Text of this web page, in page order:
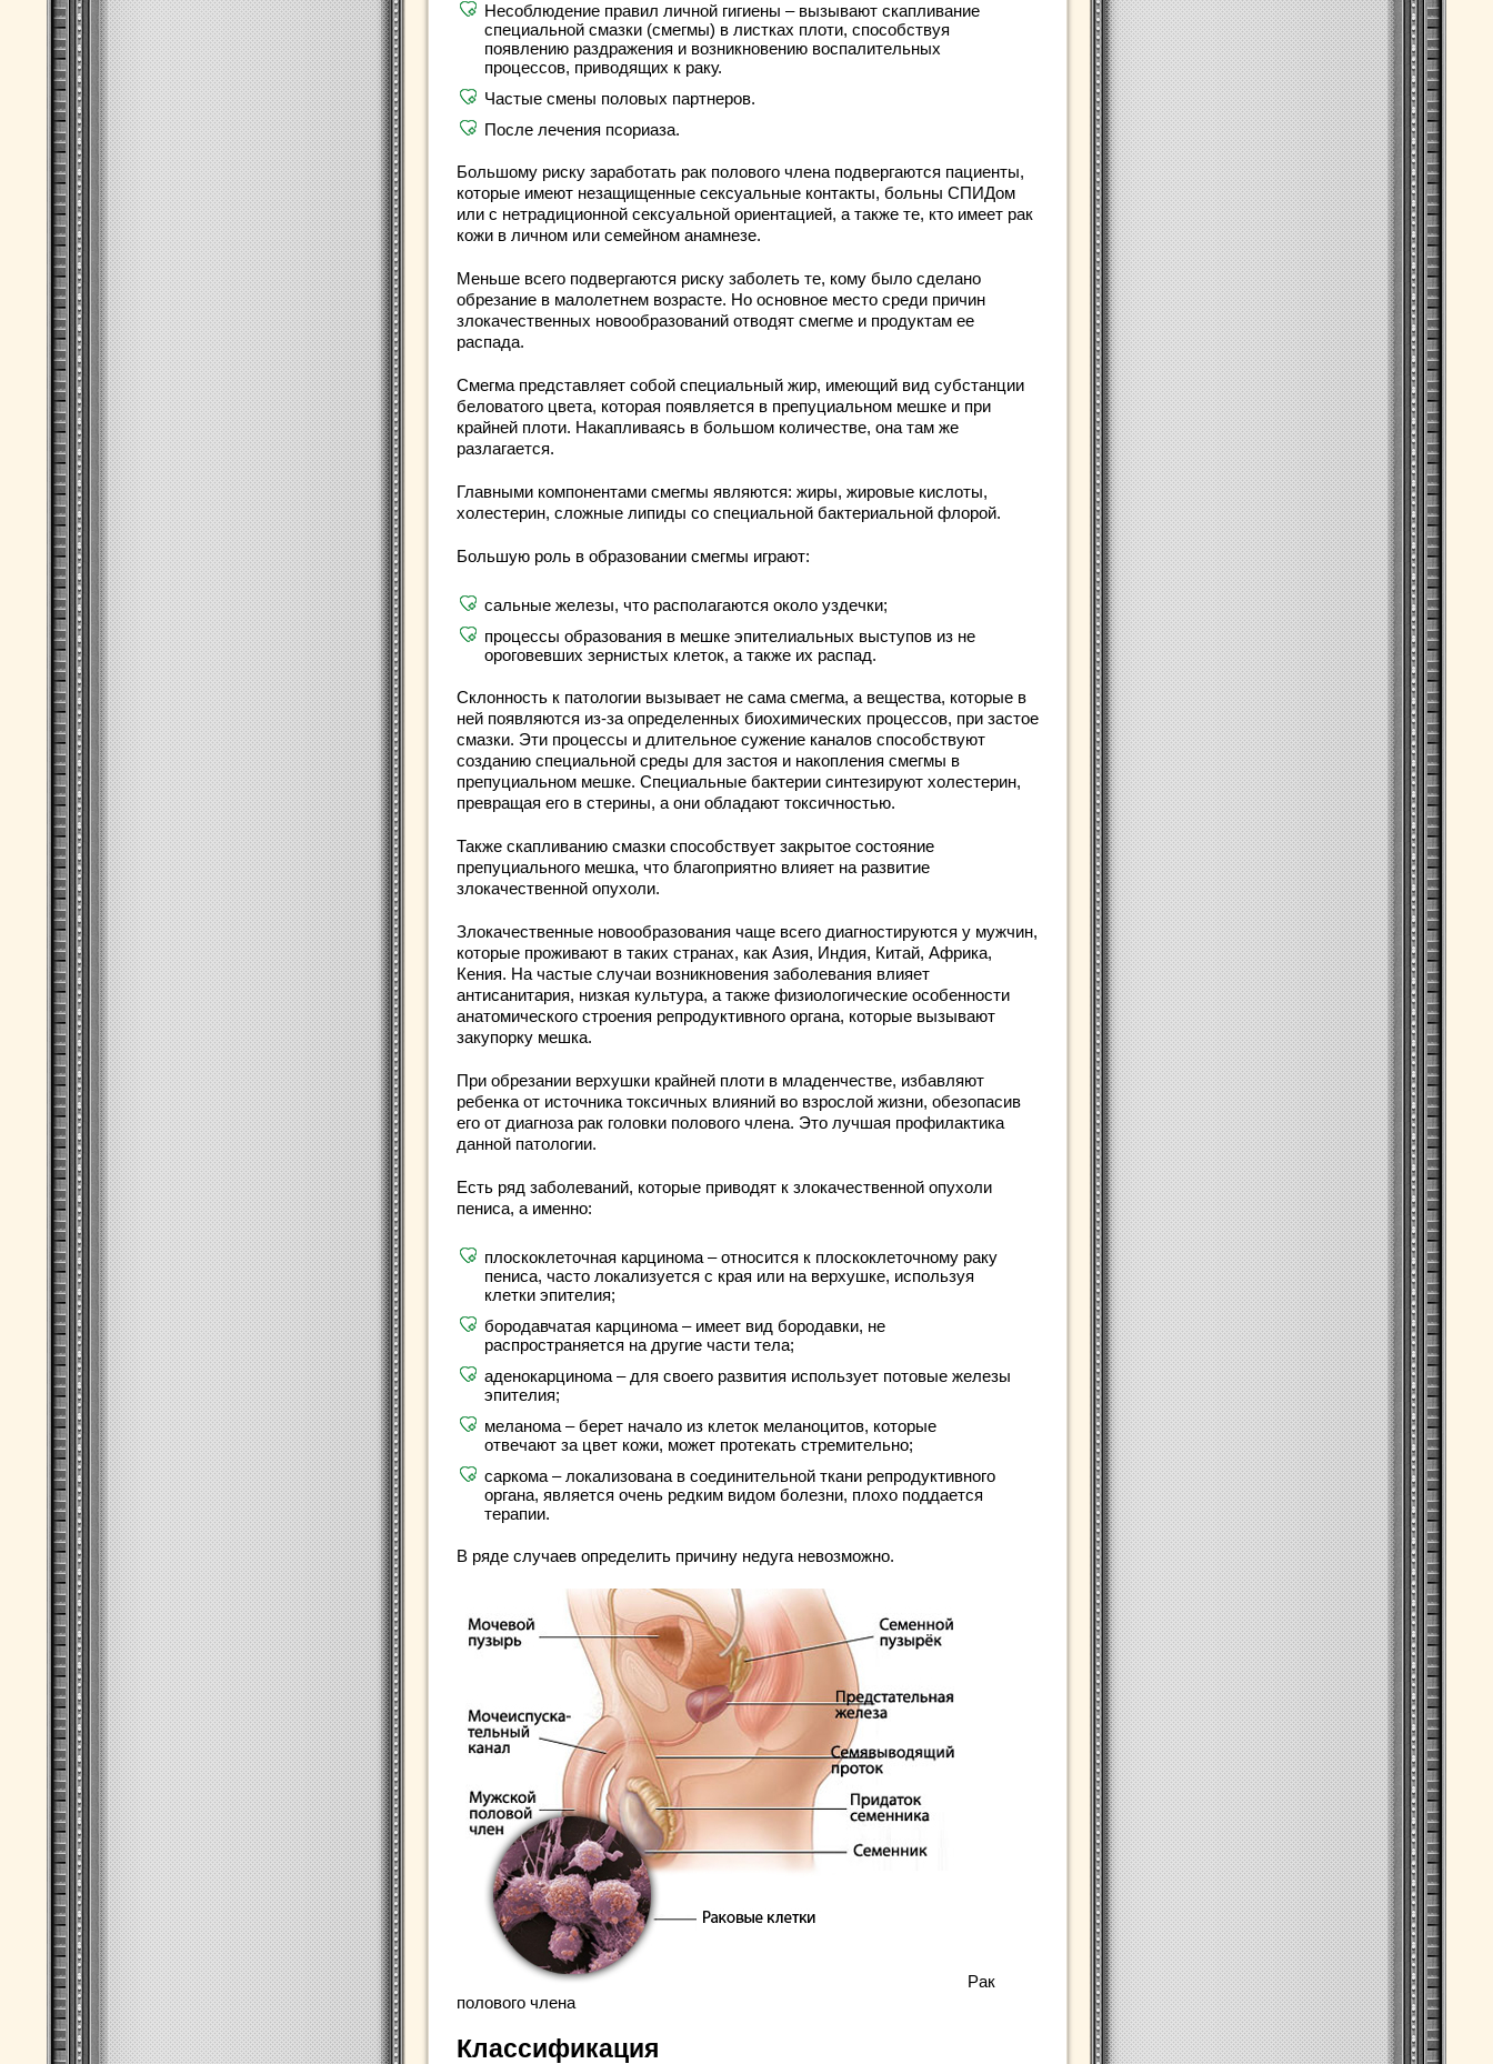
Несоблюдение правил личной гигиены – вызывают скапливание
специальной смазки (смегмы) в листках плоти, способствуя
появлению раздражения и возникновению воспалительных
процессов, приводящих к раку.
Частые смены половых партнеров.
После лечения псориаза.
Большому риску заработать рак полового члена подвергаются пациенты,
которые имеют незащищенные сексуальные контакты, больны СПИДом
или с нетрадиционной сексуальной ориентацией, а также те, кто имеет рак
кожи в личном или семейном анамнезе.
Меньше всего подвергаются риску заболеть те, кому было сделано
обрезание в малолетнем возрасте. Но основное место среди причин
злокачественных новообразований отводят смегме и продуктам ее
распада.
Смегма представляет собой специальный жир, имеющий вид субстанции
беловатого цвета, которая появляется в препуциальном мешке и при
крайней плоти. Накапливаясь в большом количестве, она там же
разлагается.
Главными компонентами смегмы являются: жиры, жировые кислоты,
холестерин, сложные липиды со специальной бактериальной флорой.
Большую роль в образовании смегмы играют:
сальные железы, что располагаются около уздечки;
процессы образования в мешке эпителиальных выступов из не
ороговевших зернистых клеток, а также их распад.
Склонность к патологии вызывает не сама смегма, а вещества, которые в
ней появляются из-за определенных биохимических процессов, при застое
смазки. Эти процессы и длительное сужение каналов способствуют
созданию специальной среды для застоя и накопления смегмы в
препуциальном мешке. Специальные бактерии синтезируют холестерин,
превращая его в стерины, а они обладают токсичностью.
Также скапливанию смазки способствует закрытое состояние
препуциального мешка, что благоприятно влияет на развитие
злокачественной опухоли.
Злокачественные новообразования чаще всего диагностируются у мужчин,
которые проживают в таких странах, как Азия, Индия, Китай, Африка,
Кения. На частые случаи возникновения заболевания влияет
антисанитария, низкая культура, а также физиологические особенности
анатомического строения репродуктивного органа, которые вызывают
закупорку мешка.
При обрезании верхушки крайней плоти в младенчестве, избавляют
ребенка от источника токсичных влияний во взрослой жизни, обезопасив
его от диагноза рак головки полового члена. Это лучшая профилактика
данной патологии.
Есть ряд заболеваний, которые приводят к злокачественной опухоли
пениса, а именно:
плоскоклеточная карцинома – относится к плоскоклеточному раку
пениса, часто локализуется с края или на верхушке, используя
клетки эпителия;
бородавчатая карцинома – имеет вид бородавки, не
распространяется на другие части тела;
аденокарцинома – для своего развития использует потовые железы
эпителия;
меланома – берет начало из клеток меланоцитов, которые
отвечают за цвет кожи, может протекать стремительно;
саркома – локализована в соединительной ткани репродуктивного
органа, является очень редким видом болезни, плохо поддается
терапии.
В ряде случаев определить причину недуга невозможно.
Рак
полового члена
Классификация